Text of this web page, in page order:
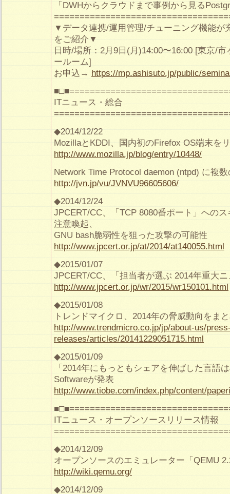
「DWHからクラウドまで事例から見る
▼データ連携/運用管理/チューニング機能が
をご紹介▼
日時/場所：2月9日(月)14:00〜16:00 [東京/
ールーム]
お申込→ https://mp.ashisuto.jp/public/
ITニュース・総合
◆2014/12/22
MozillaとKDDI、国内初のFirefox OS端末を
http://www.mozilla.jp/blog/entry/10448/
Network Time Protocol daemon (ntpd) に複
http://jvn.jp/vu/JVNVU96605606/
◆2014/12/24
JPCERT/CC、「TCP 8080番ポート」への
注意喚起、
GNU bash脆弱性を狙った攻撃の可能性
http://www.jpcert.or.jp/at/2014/at140055.html
◆2015/01/07
JPCERT/CC、「担当者が選ぶ 2014年重大
http://www.jpcert.or.jp/wr/2015/wr150101.html
◆2015/01/08
トレンドマイクロ、2014年の脅威動向をま
http://www.trendmicro.co.jp/jp/about-us/
releases/articles/20141229051715.html
◆2015/01/09
「2014年にもっともシェアを伸ばした言語
Softwareが発表
http://www.tiobe.com/index.php/content/
ITニュース・オープンソースリリース情報
◆2014/12/09
オープンソースのエミュレーター「QEMU
http://wiki.qemu.org/
◆2014/12/09